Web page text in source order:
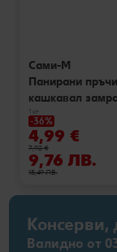
Сами-М
Панирани
кашкавал
1 кг
-36%
4,99 €
7,92 €
9,76 ЛВ.
15,49 ЛВ.
Консерви,
Валидно от